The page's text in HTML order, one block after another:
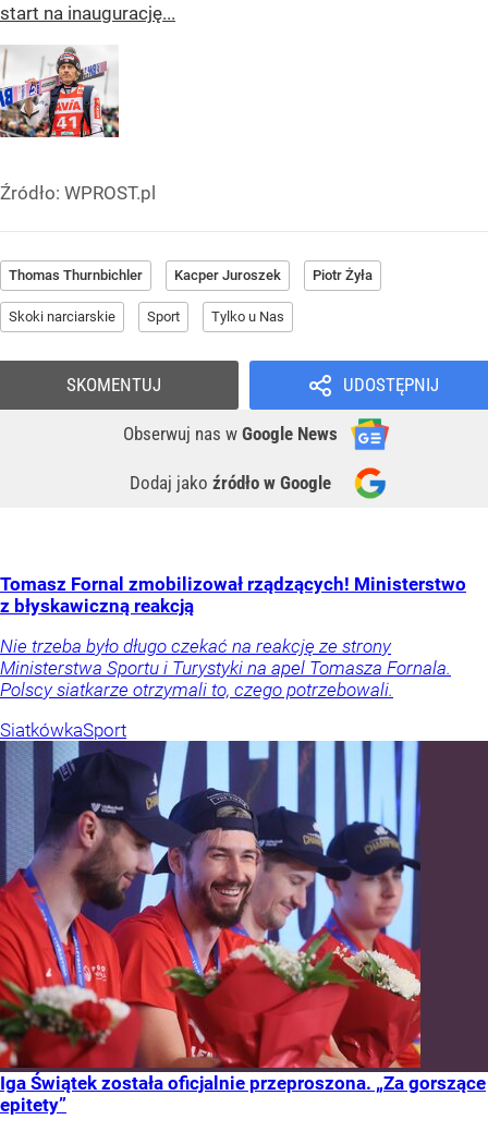
start na inaugurację...
Źródło: WPROST.pl
Thomas Thurnbichler Kacper Juroszek Piotr Żyła
Skoki narciarskie Sport Tylko u Nas
UDOSTĘPNIJ
Obserwuj nas w Google News
Dodaj jako źródło w Google
SKOMENTUJ
Tomasz Fornal zmobilizował rządzących! Ministerstwo
z błyskawiczną reakcją
Nie trzeba było długo czekać na reakcję ze strony
Ministerstwa Sportu i Turystyki na apel Tomasza Fornala.
Polscy siatkarze otrzymali to, czego potrzebowali.
SiatkówkaSport
Iga Świątek została oficjalnie przeproszona. „Za gorszące
epitety”